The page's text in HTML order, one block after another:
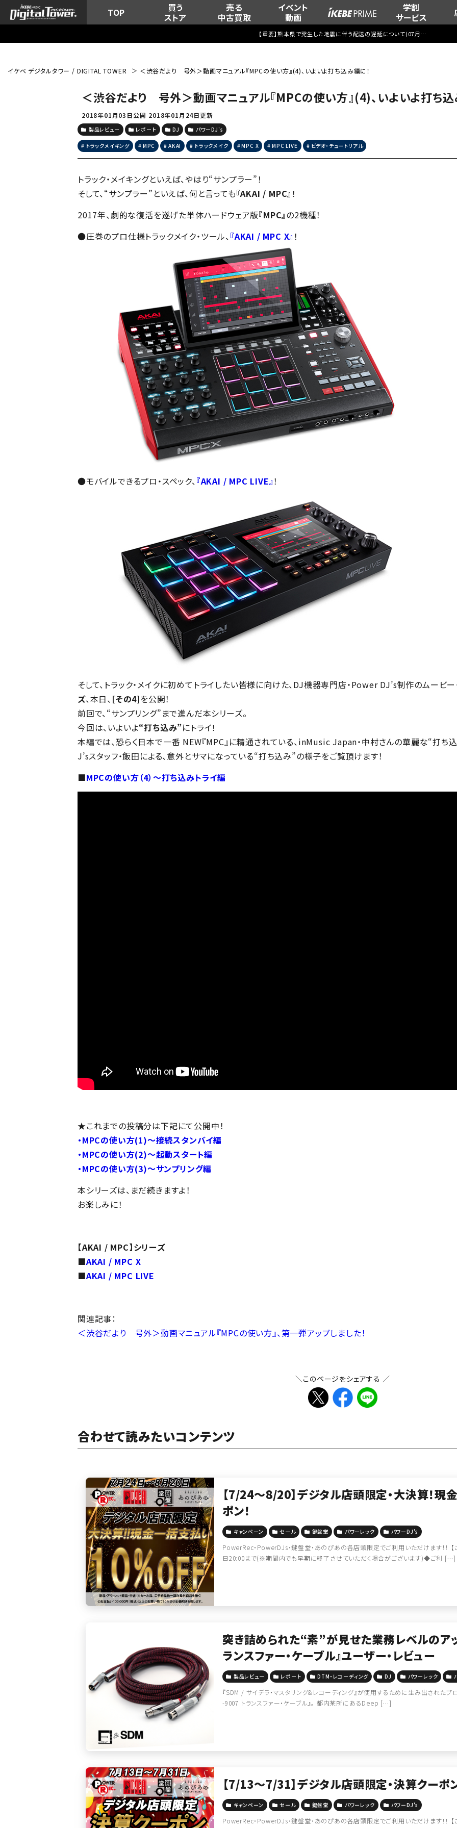
TOP
買う
ストア
売る
中古買取
イベント
動画
学割
サービス
【重要】熊本県で発生した地震に伴う配送の遅延について(07月29日
イケベ デジタルタワー / DIGITAL TOWER ＜渋谷だより 号外＞動画マニュアル『MPCの使い方』(4)、いよいよ打ち込み編に！
＜渋谷だより 号外＞動画マニュアル『MPCの使い方』(4)、いよいよ打ち込
2018年01月03日公開 2018年01月24日更新
製品レビュー レポート DJ パワーDJ's
トラックメイキング MPC AKAI トラックメイク MPC X MPC LIVE ビデオ・チュートリアル
トラック・メイキングといえば、やはり“サンプラー”！
そして、“サンプラー”といえば、何と言っても『AKAI / MPC』 ！
2017年、劇的な復活を遂げた単体ハードウェア版『MPC』の2機種！
●圧巻のプロ仕様トラックメイク・ツール、『AKAI / MPC X』 ！
●モバイルできるプロ・スペック、『AKAI / MPC LIVE』！
そして、トラック・メイクに初めてトライしたい皆様に向けた、DJ機器専門店・Power DJ’s制作のムービー
ズ、本日、 [その4]を公開！
前回で、“サンプリング”まで進んだ本シリーズ。
今回は、いよいよ“打ち込み”にトライ！
本編では、恐らく日本で一番 NEW『MPC』に精通されている、inMusic Japan・中村さんの華麗な“打ち込
J’sスタッフ・飯田による、意外とサマになっている“打ち込み”の様子をご覧頂けます！
■MPCの使い方（4）～打ち込みトライ編
★これまでの投稿分は下記にて公開中！
・MPCの使い方(1)～接続スタンバイ編
・MPCの使い方(2)～起動スタート編
・MPCの使い方(3)～サンプリング編
本シリーズは、まだ続きますよ！
お楽しみに！
【AKAI / MPC】シリーズ
■AKAI / MPC X
■AKAI / MPC LIVE
関連記事：
＜渋谷だより 号外＞動画マニュアル『MPCの使い方』、第一弾アップしました！
＼このページをシェアする ／
合わせて読みたいコンテンツ
【7/24～8/20】デジタル店頭限定・大決算！
ポン！
キャンペーン セール 鍵盤堂 パワーレック パワーDJ's
PowerRec・PowerDJs・鍵盤堂・あのぴあの各店頭限定でご利用いただけます！！
日20:00まで(※期間内でも早期に終了させていただく場合がございます)◆ご利 […]
突き詰められた“素”が見せた業務レベルのア
ランスファー・ケーブル』ユーザー・レビュー
製品レビュー レポート DTM・レコーディング DJ パワーレック
『SDM / サイデラ・マスタリング&レコーディング』が使用するために生み出された
-9007 トランスファー・ケーブル』。 都内某所にあるDeep […]
【7/13～7/31】デジタル店頭限定・決算クーポ
キャンペーン セール 鍵盤堂 パワーレック パワーDJ's
PowerRec・PowerDJs・鍵盤堂・あのぴあの各店頭限定でご利用いただけます！！